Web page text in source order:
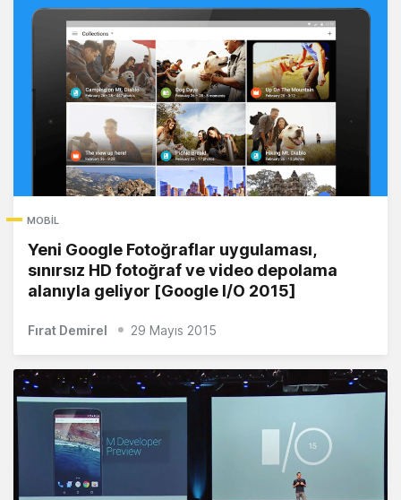
MOBIL
Yeni Google Fotoğraflar uygulaması,
sınırsız HD fotoğraf ve video depolama
alanıyla geliyor [Google I/O 2015]
Fırat Demirel 29 Mayıs 2015